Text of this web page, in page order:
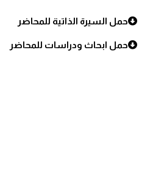
حمل السيرة الذاتية للمحاضر
حمل ابحاث ودراسات للمحاضر